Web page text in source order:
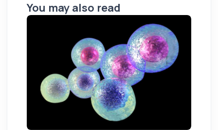
You may also read